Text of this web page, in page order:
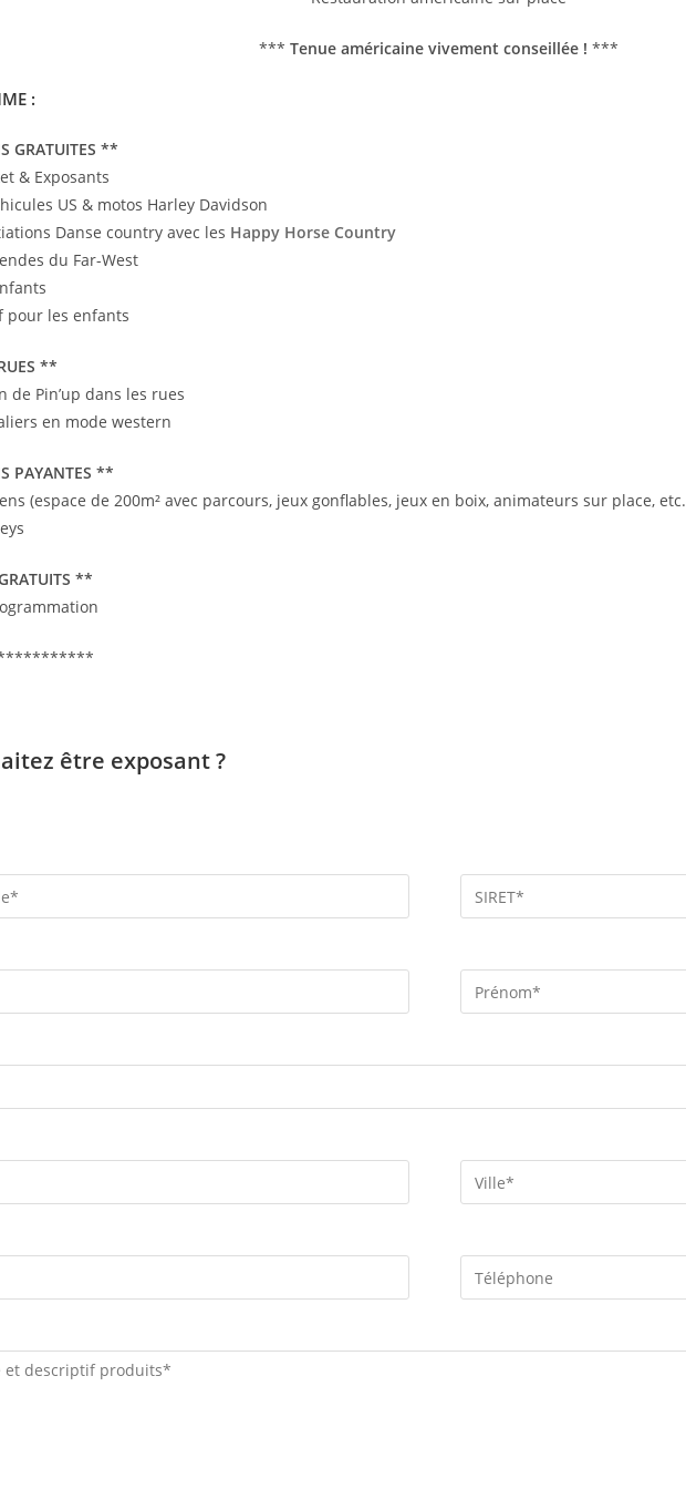
*** Tenue américaine vivement conseillée ! ***
:
GRATUITES **
& Exposants
US & motos Harley Davidson
Danse country avec les Happy Horse Country
du Far-West
pour les enfants
**
de Pin’up dans les rues
en mode western
PAYANTES **
(espace de 200m² avec parcours, jeux gonflables, jeux en boix, animateurs sur place,
**
être exposant ?